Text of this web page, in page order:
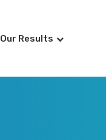
Our Results